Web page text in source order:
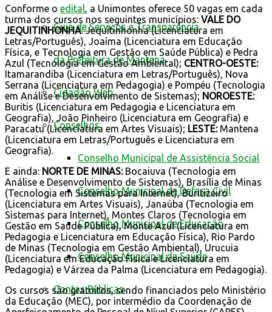
Guia de Serviços e Transparência
da Prefeitura de Mantena
Cidadão Web
Conselhos
Conselho Municipal de Assistência Social
Conselho Municipal de Defesa Civil
Conselho Municipal de Educação
Conselho Municipal de Saúde
Contas Públicas
Conforme o edital, a Unimontes oferece 50 vagas em cada
turma dos cursos nos seguintes municípios: VALE DO
JEQUITINHONHA: Jequitinhonha (Licenciatura em
Letras/Português), Joaíma (Licenciatura em Educação
Física, e Tecnologia em Gestão em Saúde Pública) e Pedra
Azul (Tecnologia em Gestão Ambiental); CENTRO-OESTE:
Itamarandiba (Licenciatura em Letras/Português), Nova
Serrana (Licenciatura em Pedagogia) e Pompéu (Tecnologia
em Análise e Desenvolvimento de Sistemas); NOROESTE:
Buritis (Licenciatura em Pedagogia e Licenciatura em
Geografia), João Pinheiro (Licenciatura em Geografia) e
Paracatu (Licenciatura em Artes Visuais); LESTE:Mantena
(Licenciatura em Letras/Português e Licenciatura em
Geografia).
E ainda: NORTE DE MINAS:Bocaiuva (Tecnologia em
Análise e Desenvolvimento de Sistemas), Brasília de Minas
(Tecnologia em Sistemas para Internet), Buritizeiro
(Licenciatura em Artes Visuais), Janaúba (Tecnologia em
Sistemas para Internet), Montes Claros (Tecnologia em
Gestão em Saúde Pública), Monte Azul (Licenciatura em
Pedagogia e Licenciatura em Educação Física), Rio Pardo
de Minas (Tecnologia em Gestão Ambiental), Urucuia
(Licenciatura em Educação Física e Licenciatura em
Pedagogia) e Várzea da Palma (Licenciatura em Pedagogia).
Os cursos são gratuitos, sendo financiados pelo Ministério
da Educação (MEC), por intermédio da Coordenação de